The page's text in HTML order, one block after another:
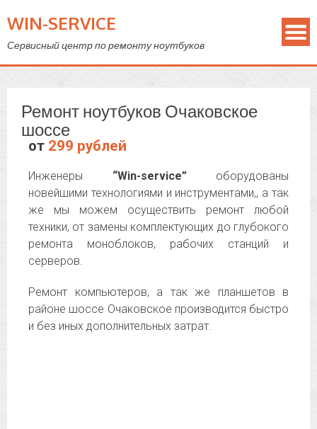
WIN-SERVICE
Сервисный центр по ремонту ноутбуков
Ремонт ноутбуков Очаковское
шоссе
от 299 рублей
Инженеры “Win-service”оборудованы
новейшими технологиями и инструментами,, а так
же мы можем осуществить ремонт любой
техники, от замены комплектующих до глубокого
ремонта моноблоков, рабочих станций и
серверов.
Ремонт компьютеров, а так же планшетов в
районе шоссе Очаковское производится быстро
и без иных дополнительных затрат.